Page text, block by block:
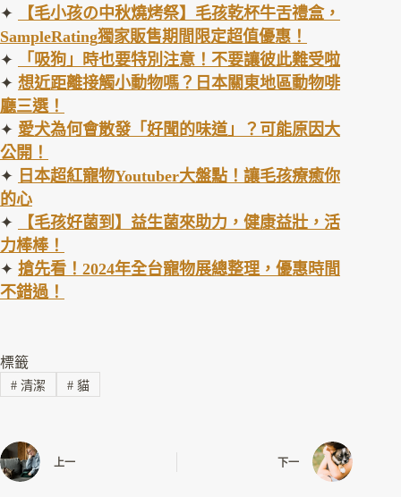
✦
【毛小孩の中秋燒烤祭】毛孩乾杯牛舌禮盒，
SampleRating獨家販售期間限定超值優惠！
✦
「吸狗」時也要特別注意！不要讓彼此難受啦
✦ 想近距離接觸小動物嗎？日本關東地區動物啡
廳三選！
✦ 愛犬為何會散發「好聞的味道」？可能原因大
公開！
✦ 日本超紅寵物Youtuber大盤點！讓毛孩療癒你
的心
✦
【毛孩好菌到】益生菌來助力，健康益壯，活
力棒棒！
✦ 搶先看！ 2024年全台寵物展總整理，優惠時間
不錯過！
標籤
#清潔 #貓
上一 下一